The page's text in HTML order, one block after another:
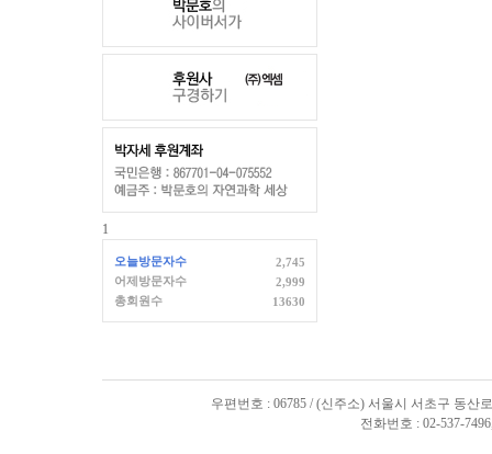
1
오늘방문자수
2,745
어제방문자수
2,999
총회원수
13630
우편번호 : 06785 / (신주소) 서울시 서초구 동산
전화번호 : 02-537-